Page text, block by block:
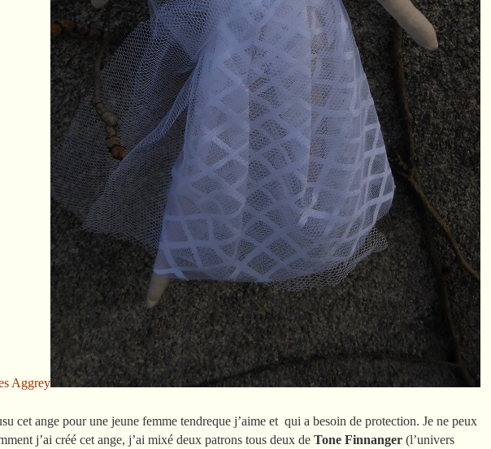
Aggrey
cet ange pour une jeune femme tendreque j’aime et qui a besoin de protection. Je ne peux
j’ai créé cet ange, j’ai mixé deux patrons tous deux de Tone Finnanger (l’univers